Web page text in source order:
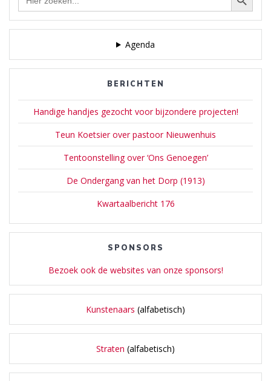
Agenda
BERICHTEN
Handige handjes gezocht voor bijzondere projecten!
Teun Koetsier over pastoor Nieuwenhuis
Tentoonstelling over ‘Ons Genoegen’
De Ondergang van het Dorp (1913)
Kwartaalbericht 176
SPONSORS
Bezoek ook de websites van onze sponsors!
Kunstenaars (alfabetisch)
Straten (alfabetisch)